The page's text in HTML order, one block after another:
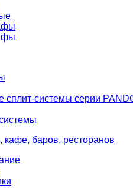
сплит-системы серии
баров, ресторанов